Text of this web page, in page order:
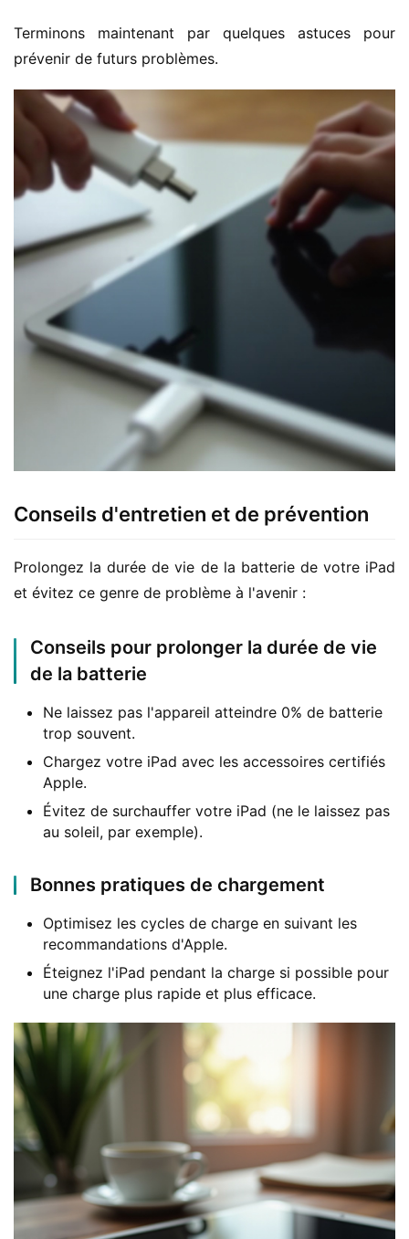
Terminons maintenant par quelques astuces pour
prévenir de futurs problèmes.
Conseils d'entretien et de prévention
Prolongez la durée de vie de la batterie de votre iPad
et évitez ce genre de problème à l'avenir :
Conseils pour prolonger la durée de vie
de la batterie
Ne laissez pas l'appareil atteindre 0% de batterie
trop souvent.
Chargez votre iPad avec les accessoires certifiés
Apple.
Évitez de surchauffer votre iPad (ne le laissez pas
au soleil, par exemple).
Bonnes pratiques de chargement
Optimisez les cycles de charge en suivant les
recommandations d'Apple.
Éteignez l'iPad pendant la charge si possible pour
une charge plus rapide et plus efficace.